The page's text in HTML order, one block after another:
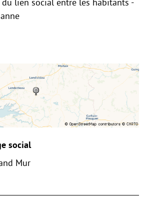
lien social entre les habitants -
social
Mur